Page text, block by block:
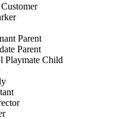
Parent
Parent
Playmate Child